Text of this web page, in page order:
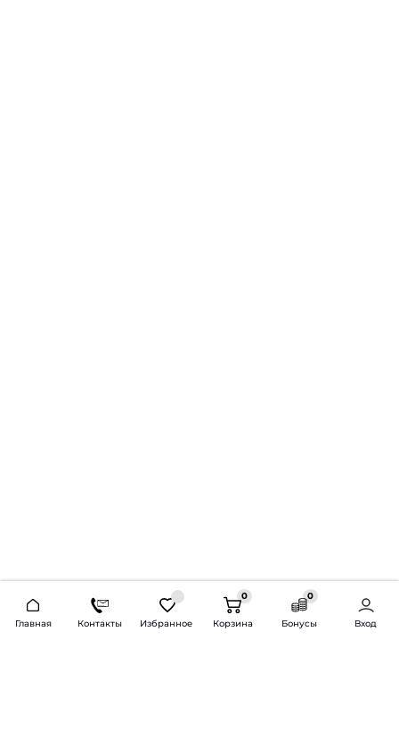
Главная Контакты Избранное
0
Корзина
0
Бонусы Вход
2026 © Продажа и установка автозвука.
Доставка по всей России и СНГ